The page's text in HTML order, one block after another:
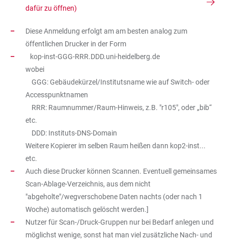
dafür zu öffnen)
Diese Anmeldung erfolgt am am besten analog zum
öffentlichen Drucker in der Form
kop-inst-GGG-RRR.DDD.uni-heidelberg.de
wobei
GGG: Gebäudekürzel/Institutsname wie auf Switch- oder
Accesspunktnamen
RRR: Raumnummer/Raum-Hinweis, z.B. "r105", oder „bib“
etc.
DDD: Instituts-DNS-Domain
Weitere Kopierer im selben Raum heißen dann kop2-inst...
etc.
Auch diese Drucker können Scannen. Eventuell gemeinsames
Scan-Ablage-Verzeichnis, aus dem nicht
"abgeholte"/wegverschobene Daten nachts (oder nach 1
Woche) automatisch gelöscht werden.]
Nutzer für Scan-/Druck-Gruppen nur bei Bedarf anlegen und
möglichst wenige, sonst hat man viel zusätzliche Nach- und